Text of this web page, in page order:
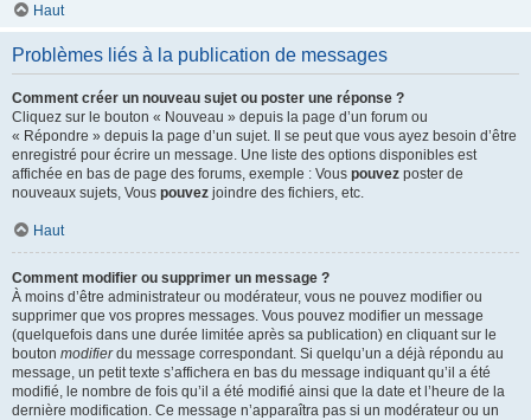
Haut
Problèmes liés à la publication de messages
Comment créer un nouveau sujet ou poster une réponse ?
Cliquez sur le bouton « Nouveau » depuis la page d’un forum ou
« Répondre » depuis la page d’un sujet. Il se peut que vous ayez besoin d’être
enregistré pour écrire un message. Une liste des options disponibles est
affichée en bas de page des forums, exemple : Vous pouvez poster de
nouveaux sujets, Vous pouvez joindre des fichiers, etc.
Haut
Comment modifier ou supprimer un message ?
À moins d’être administrateur ou modérateur, vous ne pouvez modifier ou
supprimer que vos propres messages. Vous pouvez modifier un message
(quelquefois dans une durée limitée après sa publication) en cliquant sur le
bouton modifierdu message correspondant. Si quelqu’un a déjà répondu au
message, un petit texte s’affichera en bas du message indiquant qu’il a été
modifié, le nombre de fois qu’il a été modifié ainsi que la date et l’heure de la
dernière modification. Ce message n’apparaîtra pas si un modérateur ou un